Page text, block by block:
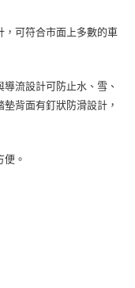
交易相關給付款項請求債
人之同意方可使用
失，本公司不負相關責
之用戶狀況，依本公司即
，可符合市面上多數的車
流設計可防止水、雪、
背面有釘狀防滑設計，
。